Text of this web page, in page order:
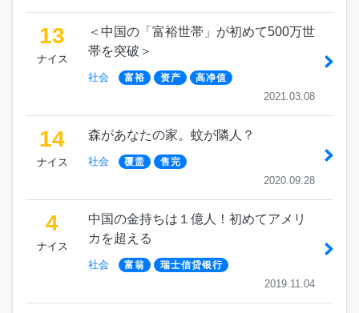
13
ナイス
＜中国の「富裕世帯」が初めて500万世
帯を突破＞
社会 富裕 资产 高净值
2021.03.08
14
ナイス
森があなたの家。蚊が隣人？
社会 覆盖 售完
2020.09.28
4
ナイス
中国の金持ちは１億人！初めてアメリ
カを超える
社会 富翁 瑞士信贷银行
2019.11.04